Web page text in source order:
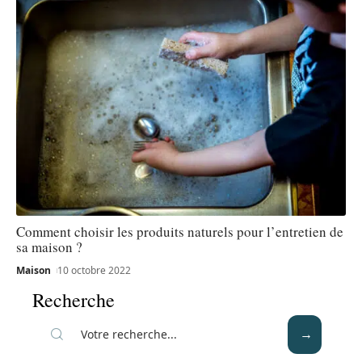
Comment choisir les produits naturels pour l’entretien de
sa maison ?
Maison 10 octobre 2022
Recherche